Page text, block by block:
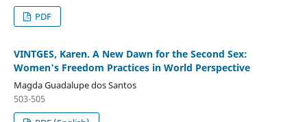
PDF
VINTGES, Karen. A New Dawn for the Second Sex:
Women's Freedom Practices in World Perspective
Magda Guadalupe dos Santos
503-505